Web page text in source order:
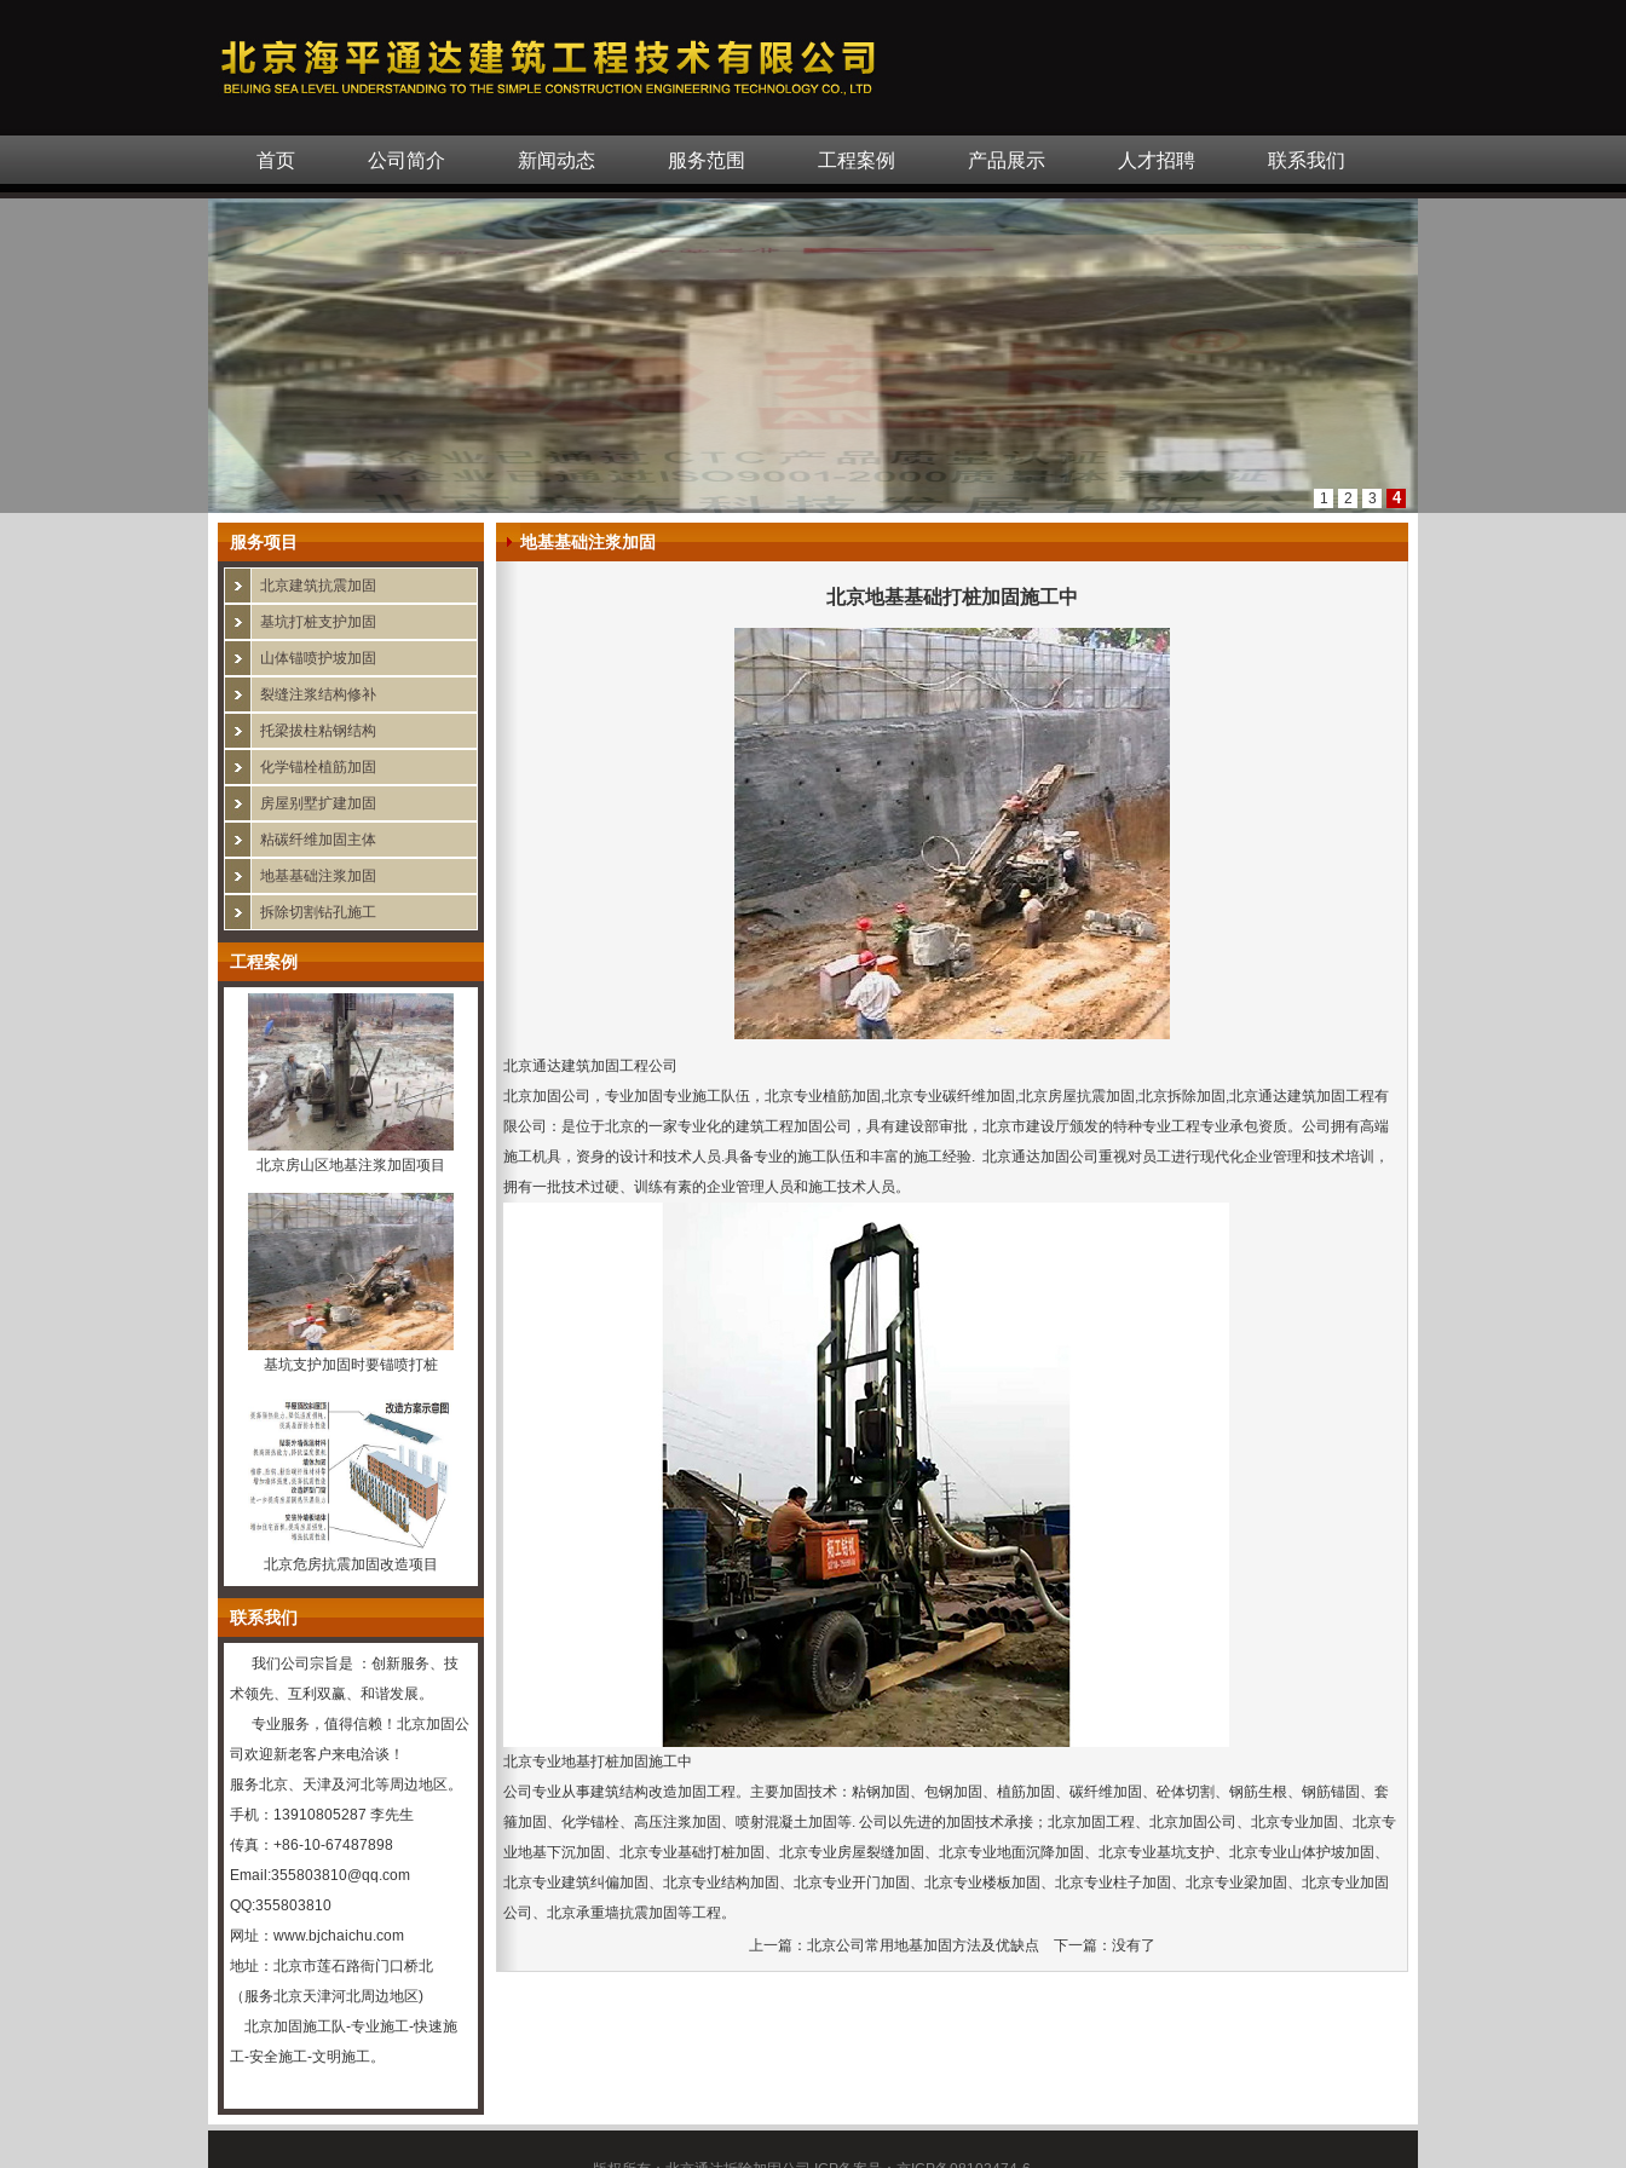
首页 公司简介 新闻动态 服务范围 工程案例 产品展示 人才招聘 联系我们
1 2 3 4
服务项目
北京建筑抗震加固
基坑打桩支护加固
山体锚喷护坡加固
裂缝注浆结构修补
托梁拔柱粘钢结构
化学锚栓植筋加固
房屋别墅扩建加固
粘碳纤维加固主体
地基基础注浆加固
拆除切割钻孔施工
工程案例
北京房山区地基注浆加固项目
基坑支护加固时要锚喷打桩
北京危房抗震加固改造项目
联系我们
我们公司宗旨是 ：创新服务、技
术领先、互利双赢、和谐发展。
专业服务，值得信赖！ 北京加固公
司 欢迎新老客户来电洽谈！
服务北京、天津及河北等周边地区。
手机：13910805287 李先生
传真：+86-10-67487898
Email:355803810@qq.com
QQ:355803810
网址： www.bjchaichu.com
地址：北京市莲石路衙门口桥北
（服务北京天津河北周边地区)
北京加固施工队-专业施工-快速施
工-安全施工-文明施工。
地基基础注浆加固
北京地基基础打桩加固施工中
北京通达建筑加固工程公司
北京加固公司 ，专业加固专业施工队伍，北京专业植筋加固,北京专业碳纤维加固,北京房屋抗震加固 ,北京拆除加固,北京通达建筑加固工程有
限公司：是位于北京的一家专业化的建筑工程加固公司，具有建设部审批，北京市建设厅颁发的特种专业工程专业承包资质。公司拥有高端
施工机具，资身的设计和技术人员.具备专业的施工队伍和丰富的施工经验. 北京通达加固公司重视对员工进行现代化企业管理和技术培训，
拥有一批技术过硬、训练有素的企业管理人员和施工技术人员。
北京专业地基打桩加固施工中
公司专业从事建筑结构改造加固工程。主要加固技术：粘钢加固、包钢加固、植筋加固、碳纤维加固、砼体切割、钢筋生根、钢筋锚固、套
箍加固、化学锚栓、高压注浆加固、喷射混凝土加固等. 公司以先进的加固技术承接；北京加固工程、 北京加固公司 、北京专业加固、北京专
业地基下沉加固、北京专业基础打桩加固、北京专业房屋裂缝加固、北京专业地面沉降加固、北京专业基坑支护、北京专业山体护坡加固、
北京专业建筑纠偏加固、北京专业结构加固、北京专业开门加固、北京专业楼板加固、北京专业柱子加固、北京专业梁加固、 北京专业加固
公司 、北京承重墙抗震加固等工程。
上一篇： 北京公司常用地基加固方法及优缺点 下一篇：没有了